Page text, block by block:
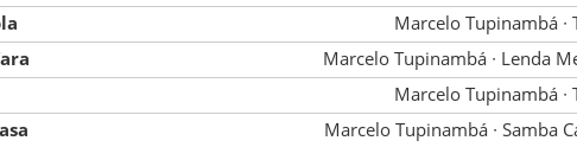
Marcelo Tupinambá ∙
Marcelo Tupinambá ∙ Lenda
Marcelo Tupinambá ∙
Marcelo Tupinambá ∙ Samba